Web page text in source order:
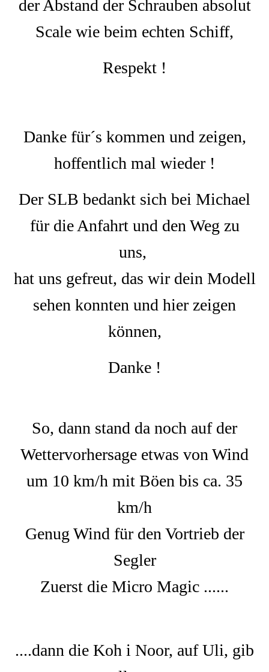
der Abstand der Schrauben absolut
Scale wie beim echten Schiff,
Respekt !
Danke für´s kommen und zeigen,
hoffentlich mal wieder !
Der SLB bedankt sich bei Michael
für die Anfahrt und den Weg zu
uns,
hat uns gefreut, das wir dein Modell
sehen konnten und hier zeigen
können,
Danke !
So, dann stand da noch auf der
Wettervorhersage etwas von Wind
um 10 km/h mit Böen bis ca. 35
km/h
Genug Wind für den Vortrieb der
Segler
Zuerst die Micro Magic ......
....dann die Koh i Noor, auf Uli, gib